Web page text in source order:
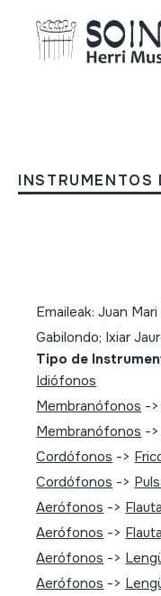
INSTRUMENTOS
Emaileak: Juan
Gabilondo; Ixiar
Tipo de
Idiófonos
Membranófonos -
Membranófonos -
Cordófonos ->
Cordófonos ->
Aerófonos ->
Aerófonos ->
Aerófonos ->
Aerófonos ->